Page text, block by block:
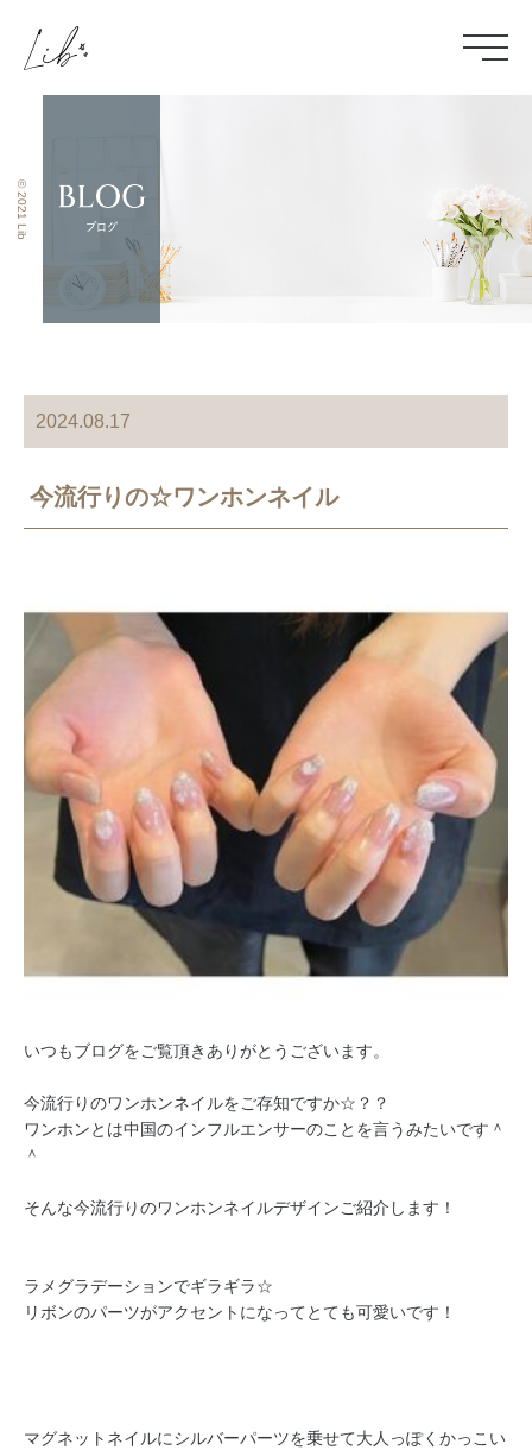
© 2021 Lib
2024.08.17
今流行りの☆ワンホンネイル
いつもブログをご覧頂きありがとうございます。
今流行りのワンホンネイルをご存知ですか☆？？
ワンホンとは中国のインフルエンサーのことを言うみたいです＾
＾
そんな今流行りのワンホンネイルデザインご紹介します！
ラメグラデーションでギラギラ☆
リボンのパーツがアクセントになってとても可愛いです！
マグネットネイルにシルバーパーツを乗せて大人っぽくかっこい